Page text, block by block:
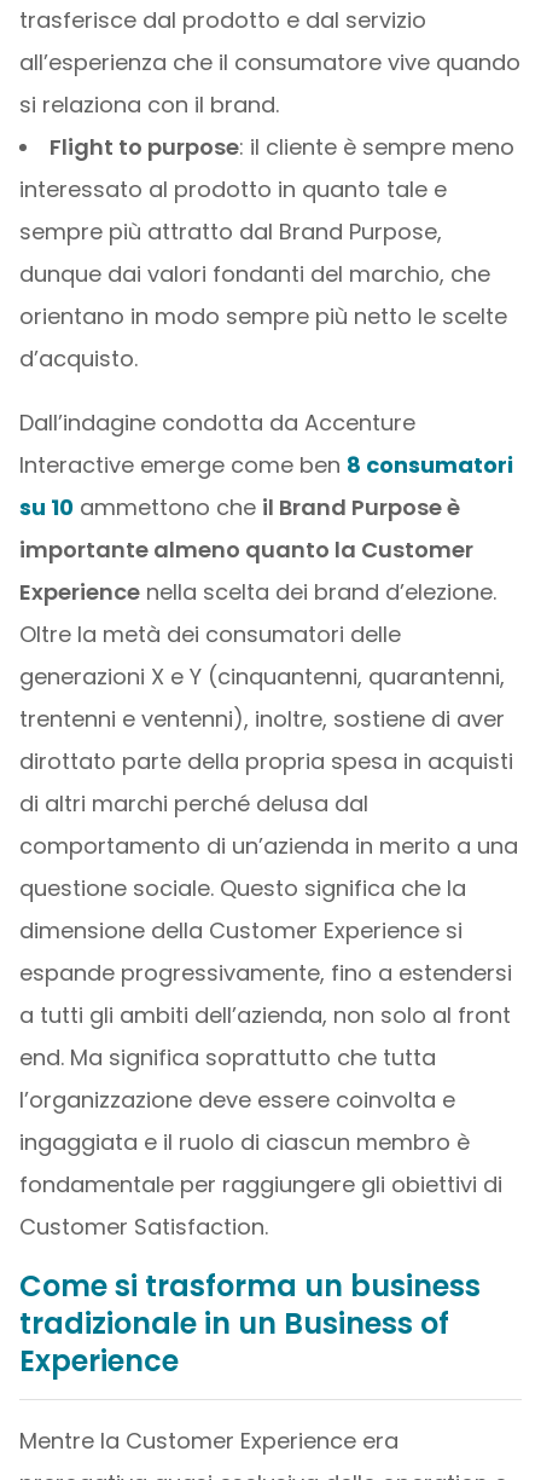
trasferisce dal prodotto e dal servizio
all’esperienza che il consumatore vive quando
si relaziona con il brand.
Flight to purpose: il cliente è sempre meno
interessato al prodotto in quanto tale e
sempre più attratto dal Brand Purpose,
dunque dai valori fondanti del marchio, che
orientano in modo sempre più netto le scelte
d’acquisto.
Dall’indagine condotta da Accenture
Interactive emerge come ben 8 consumatori
su 10ammettono che il Brand Purpose è
importante almeno quanto la Customer
Experiencenella scelta dei brand d’elezione.
Oltre la metà dei consumatori delle
generazioni X e Y (cinquantenni, quarantenni,
trentenni e ventenni), inoltre, sostiene di aver
dirottato parte della propria spesa in acquisti
di altri marchi perché delusa dal
comportamento di un’azienda in merito a una
questione sociale. Questo significa che la
dimensione della Customer Experience si
espande progressivamente, fino a estendersi
a tutti gli ambiti dell’azienda, non solo al front
end. Ma significa soprattutto che tutta
l’organizzazione deve essere coinvolta e
ingaggiata e il ruolo di ciascun membro è
fondamentale per raggiungere gli obiettivi di
Customer Satisfaction.
Come si trasforma un business
tradizionale in un Business of
Experience
Mentre la Customer Experience era